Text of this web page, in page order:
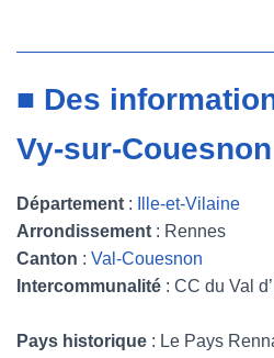
■ Des
Vy-sur-Couesnon
Département :
Ille-et-Vilaine
Arrondissement : Rennes
Canton : Val-Couesnon
Intercommunalité : CC du Val
Pays historique : Le Pays